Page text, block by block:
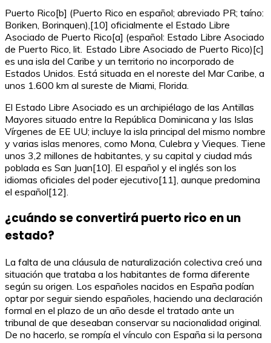
Puerto Rico[b] (Puerto Rico en español; abreviado PR; taíno:
Boriken, Borinquen),[10] oficialmente el Estado Libre
Asociado de Puerto Rico[a] (español: Estado Libre Asociado
de Puerto Rico, lit. Estado Libre Asociado de Puerto Rico)[c]
es una isla del Caribe y un territorio no incorporado de
Estados Unidos. Está situada en el noreste del Mar Caribe, a
unos 1.600 km al sureste de Miami, Florida.
El Estado Libre Asociado es un archipiélago de las Antillas
Mayores situado entre la República Dominicana y las Islas
Vírgenes de EE UU; incluye la isla principal del mismo nombre
y varias islas menores, como Mona, Culebra y Vieques. Tiene
unos 3,2 millones de habitantes, y su capital y ciudad más
poblada es San Juan[10]. El español y el inglés son los
idiomas oficiales del poder ejecutivo[11], aunque predomina
el español[12].
¿cuándo se convertirá puerto rico en un
estado?
La falta de una cláusula de naturalización colectiva creó una
situación que trataba a los habitantes de forma diferente
según su origen. Los españoles nacidos en España podían
optar por seguir siendo españoles, haciendo una declaración
formal en el plazo de un año desde el tratado ante un
tribunal de que deseaban conservar su nacionalidad original.
De no hacerlo, se rompía el vínculo con España si la persona